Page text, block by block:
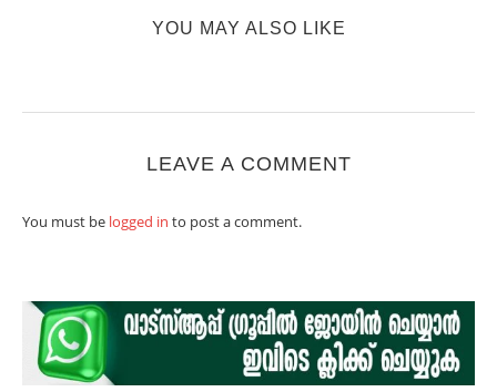
YOU MAY ALSO LIKE
LEAVE A COMMENT
You must be logged in to post a comment.